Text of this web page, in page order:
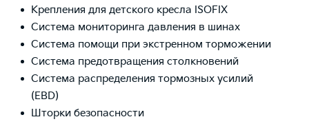
Крепления для детского кресла ISOFIX
Система мониторинга давления в шинах
Система помощи при экстренном торможении
Система предотвращения столкновений
Система распределения тормозных усилий
(EBD)
Шторки безопасности